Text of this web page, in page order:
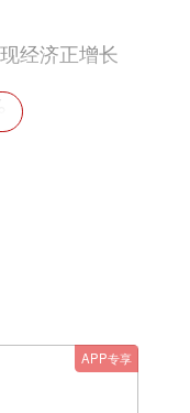
经济正增长
济恢复基础尚
APP专享